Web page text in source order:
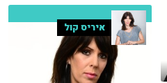
איריס קול